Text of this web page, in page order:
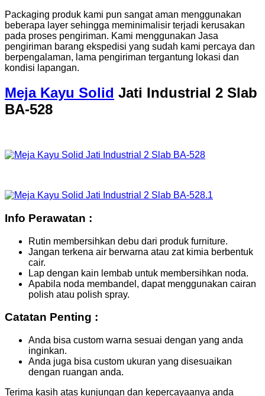
Packaging produk kami pun sangat aman menggunakan
beberapa layer sehingga meminimalisir terjadi kerusakan
pada proses pengiriman. Kami menggunakan Jasa
pengiriman barang ekspedisi yang sudah kami percaya dan
berpengalaman, lama pengiriman tergantung lokasi dan
kondisi lapangan.
Meja Kayu Solid Jati Industrial 2 Slab
BA-528
Info Perawatan :
Rutin membersihkan debu dari produk furniture.
Jangan terkena air berwarna atau zat kimia berbentuk
cair.
Lap dengan kain lembab untuk membersihkan noda.
Apabila noda membandel, dapat menggunakan cairan
polish atau polish spray.
Catatan Penting :
Anda bisa custom warna sesuai dengan yang anda
inginkan.
Anda juga bisa custom ukuran yang disesuaikan
dengan ruangan anda.
Terima kasih atas kunjungan dan kepercayaanya anda